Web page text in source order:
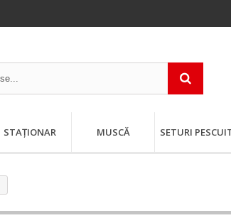
STAȚIONAR MUSCĂ SETURI